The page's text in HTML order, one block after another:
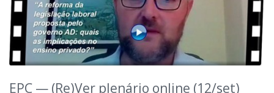
EPC — (Re)Ver plenário online (12/set)